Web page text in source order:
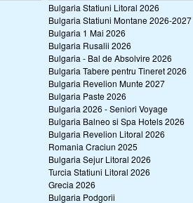
Bulgaria Statiuni Litoral 2026
Bulgaria Statiuni Montane 2026-2027
Bulgaria 1 Mai 2026
Bulgaria Rusalii 2026
Bulgaria - Bal de Absolvire 2026
Bulgaria Tabere pentru Tineret 2026
Bulgaria Revelion Munte 2027
Bulgaria Paste 2026
Bulgaria 2026 - Seniori Voyage
Bulgaria Balneo si Spa Hotels 2026
Bulgaria Revelion Litoral 2026
Romania Craciun 2025
Bulgaria Sejur Litoral 2026
Turcia Statiuni Litoral 2026
Grecia 2026
Bulgaria Podgorii